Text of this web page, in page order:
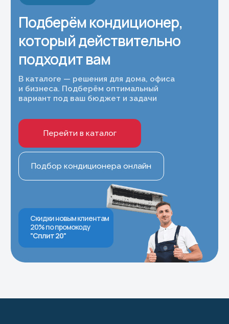
материалов сайта
запрещено
Политика конфиденциальности
Разработка сайта
Согласие на обработку персональных
данных
Согласие на получение рекламно-
информационных рассылок
Правила испрользования Cookie